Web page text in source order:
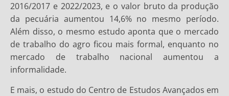
2016/2017 e 2022/2023, e o valor bruto da produção
da pecuária aumentou 14,6% no mesmo período.
Além disso, o mesmo estudo aponta que o mercado
de trabalho do agro ficou mais formal, enquanto no
mercado de trabalho nacional aumentou a
informalidade.
E mais, o estudo do Centro de Estudos Avançados em